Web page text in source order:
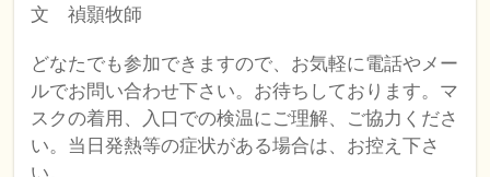
文 禎顥牧師
どなたでも参加できますので、お気軽に電話やメー
ルでお問い合わせ下さい。お待ちしております。マ
スクの着用、入口での検温にご理解、ご協力くださ
い。当日発熱等の症状がある場合は、お控え下さ